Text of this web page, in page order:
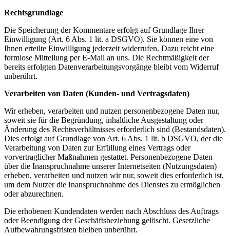
Rechtsgrundlage
Die Speicherung der Kommentare erfolgt auf Grundlage Ihrer
Einwilligung (Art. 6 Abs. 1 lit. a DSGVO). Sie können eine von
Ihnen erteilte Einwilligung jederzeit widerrufen. Dazu reicht eine
formlose Mitteilung per E-Mail an uns. Die Rechtmäßigkeit der
bereits erfolgten Datenverarbeitungsvorgänge bleibt vom Widerruf
unberührt.
Verarbeiten von Daten (Kunden- und Vertragsdaten)
Wir erheben, verarbeiten und nutzen personenbezogene Daten nur,
soweit sie für die Begründung, inhaltliche Ausgestaltung oder
Änderung des Rechtsverhältnisses erforderlich sind (Bestandsdaten).
Dies erfolgt auf Grundlage von Art. 6 Abs. 1 lit. b DSGVO, der die
Verarbeitung von Daten zur Erfüllung eines Vertrags oder
vorvertraglicher Maßnahmen gestattet. Personenbezogene Daten
über die Inanspruchnahme unserer Internetseiten (Nutzungsdaten)
erheben, verarbeiten und nutzen wir nur, soweit dies erforderlich ist,
um dem Nutzer die Inanspruchnahme des Dienstes zu ermöglichen
oder abzurechnen.
Die erhobenen Kundendaten werden nach Abschluss des Auftrags
oder Beendigung der Geschäftsbeziehung gelöscht. Gesetzliche
Aufbewahrungsfristen bleiben unberührt.